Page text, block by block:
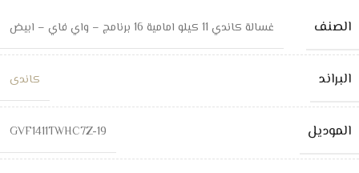
الصنف غسالة كاندي 11 كيلو امامية 16 برنامج – واي فاي – ابيض
البراند كاندى
الموديل GVF1411TWHC7Z-19